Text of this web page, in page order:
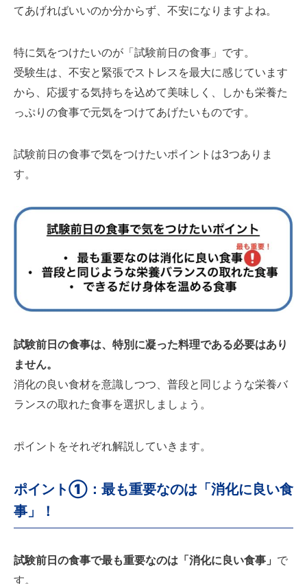
てあげればいいのか分からず、不安になりますよね。
特に気をつけたいのが「試験前日の食事」です。
受験生は、不安と緊張でストレスを最大に感じています
から、応援する気持ちを込めて美味しく、しかも栄養た
っぷりの食事で元気をつけてあげたいものです。
試験前日の食事で気をつけたいポイントは3つありま
す。
試験前日の食事は、特別に凝った料理である必要はあり
ません。
消化の良い食材を意識しつつ、普段と同じような栄養バ
ランスの取れた食事を選択しましょう。
ポイントをそれぞれ解説していきます。
ポイント①：最も重要なのは「消化に良い食
事」！
試験前日の食事で最も重要なのは「消化に良い食事」 で
す。